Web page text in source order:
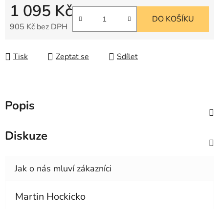
1 095 Kč
905 Kč bez DPH
DO KOŠÍKU
Tisk Zeptat se Sdílet
Popis
Diskuze
Martin Hockicko